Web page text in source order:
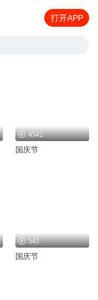
打开APP
4542
国庆节
543
国庆节